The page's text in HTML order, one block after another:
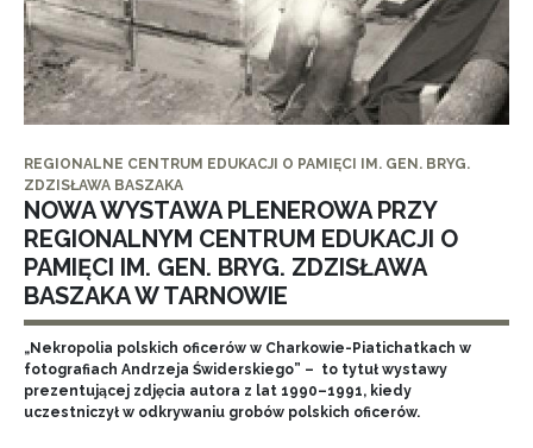
REGIONALNE CENTRUM EDUKACJI O PAMIĘCI IM. GEN. BRYG.
ZDZISŁAWA BASZAKA
NOWA WYSTAWA PLENEROWA PRZY
REGIONALNYM CENTRUM EDUKACJI O
PAMIĘCI IM. GEN. BRYG. ZDZISŁAWA
BASZAKA W TARNOWIE
„Nekropolia polskich oficerów w Charkowie-Piatichatkach w
fotografiach Andrzeja Świderskiego” – to tytuł wystawy
prezentującej zdjęcia autora z lat 1990–1991, kiedy
uczestniczył w odkrywaniu grobów polskich oficerów.